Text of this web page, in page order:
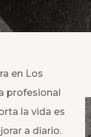
en Los
profesional
la vida es
a diario.